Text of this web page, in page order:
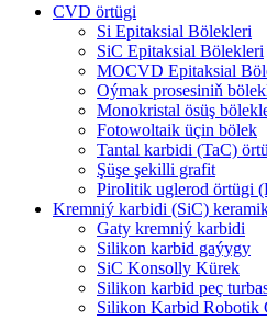
CVD örtügi
Si Epitaksial Bölekleri
SiC Epitaksial Bölekleri
MOCVD Epitaksial
Oýmak prosesiniň
Monokristal ösüş
Fotowoltaik üçin bölek
Tantal karbidi (TaC)
Şüşe şekilli grafit
Pirolitik uglerod örtügi
Kremniý karbidi (SiC)
Gaty kremniý karbidi
Silikon karbid gaýygy
SiC Konsolly Kürek
Silikon karbid peç
Silikon Karbid Robotik